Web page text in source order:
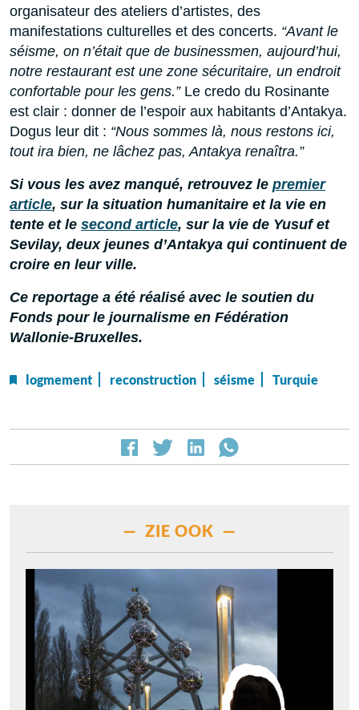
organisateur des ateliers d’artistes, des
manifestations culturelles et des concerts. “Avant le
séisme, on n’était que de businessmen, aujourd’hui,
notre restaurant est une zone sécuritaire, un endroit
confortable pour les gens.” Le credo du Rosinante
est clair : donner de l’espoir aux habitants d’Antakya.
Dogus leur dit : “Nous sommes là, nous restons ici,
tout ira bien, ne lâchez pas, Antakya renaîtra.”
Si vous les avez manqué, retrouvez le premier
article, sur la situation humanitaire et la vie en
tente et le second article, sur la vie de Yusuf et
Sevilay, deux jeunes d’Antakya qui continuent de
croire en leur ville.
Ce reportage a été réalisé avec le soutien du
Fonds pour le journalisme en Fédération
Wallonie-Bruxelles.
logmement reconstruction séisme Turquie
— ZIE OOK —